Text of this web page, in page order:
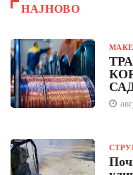
НАЈНОВО